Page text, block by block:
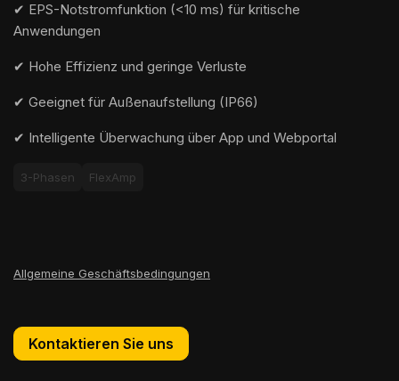
✔ EPS-Notstromfunktion (<10 ms) für kritische
Anwendungen
✔ Hohe Effizienz und geringe Verluste
✔ Geeignet für Außenaufstellung (IP66)
✔ Intelligente Überwachung über App und Webportal
3-Phasen FlexAmp
Allgemeine Geschäftsbedingungen
Kontaktieren Sie uns